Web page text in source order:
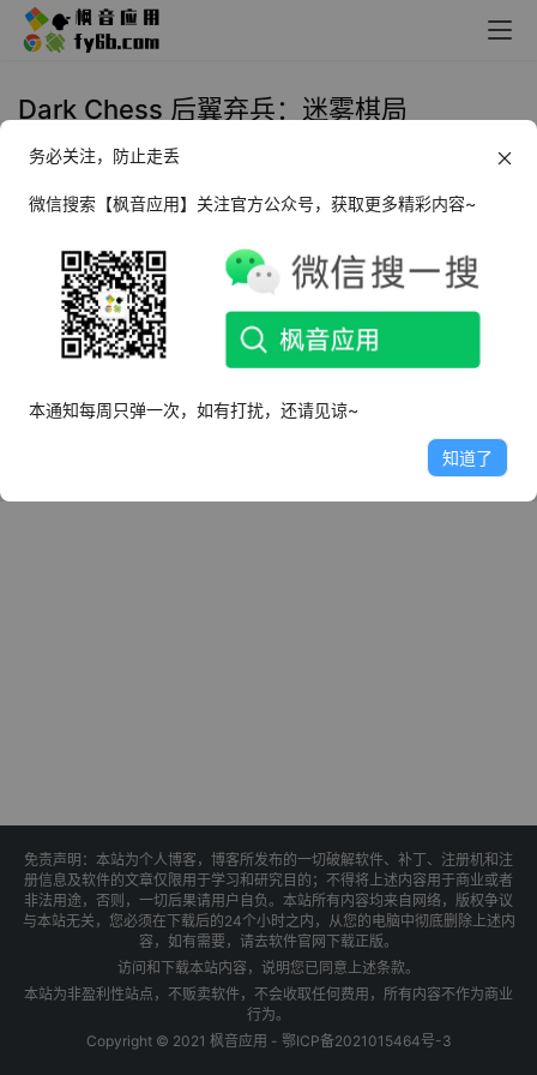
Dark Chess 后翼弃兵：迷雾棋局
Windows Dark Chess 后翼弃兵：
迷雾棋局_v1.0.2
2023年3月9日
免责声明：本站为个人博客，博客所发布的一切破解软件、补丁、注册机和注
册信息及软件的文章仅限用于学习和研究目的；不得将上述内容用于商业或者
非法用途，否则，一切后果请用户自负。本站所有内容均来自网络，版权争议
与本站无关，您必须在下载后的24个小时之内，从您的电脑中彻底删除上述内
容，如有需要，请去软件官网下载正版。
访问和下载本站内容，说明您已同意上述条款。
本站为非盈利性站点，不贩卖软件，不会收取任何费用，所有内容不作为商业
行为。
Copyright © 2021 枫音应用 - 鄂ICP备2021015464号-3
务必关注，防止走丢
微信搜索【枫音应用】关注官方公众号，获取更多精彩内容~
本通知每周只弹一次，如有打扰，还请见谅~
知道了